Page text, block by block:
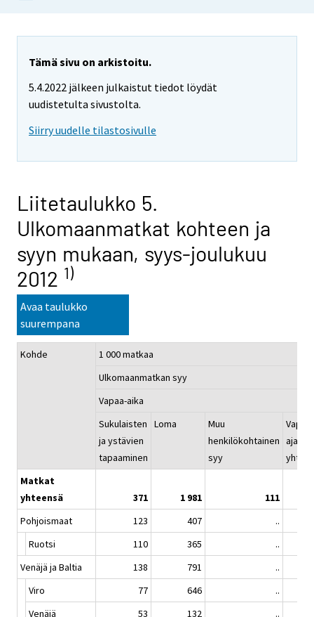
Tämä sivu on arkistoitu.
5.4.2022 jälkeen julkaistut tiedot löydät
uudistetulta sivustolta.
Siirry uudelle tilastosivulle
Liitetaulukko 5.
Ulkomaanmatkat kohteen ja
syyn mukaan, syys-joulukuu
2012 1)
Avaa taulukko
suurempana
Kohde
1 000 matkaa
Ulkomaanmatkan syy
Vapaa-aika
Sukulaisten
ja ystävien
tapaaminen
Loma
Muu
henkilökohtainen
syy
Vapaa-
Matkat
yhteensä
371 1 981 111
Pohjoismaat
123 407
..
Ruotsi
110 365
..
Venäjä ja Baltia
138 791
..
Viro
77 646
..
Venäjä
53 132
..